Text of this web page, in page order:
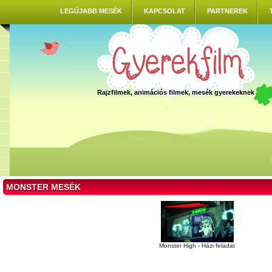
LEGÚJABB MESÉK KAPCSOLAT PARTNEREK
Rajzfilmek, animációs filmek, mesék gyerekeknek
MONSTER MESÉK
Monster High - Házi feladat